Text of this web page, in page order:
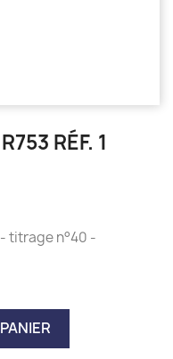
RÉF. 1
titrage n°40 -